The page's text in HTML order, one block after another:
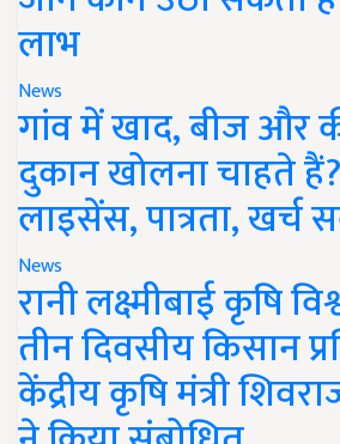
लाभ
News
गांव में खाद, बीज और
दुकान खोलना चाहते
लाइसेंस, पात्रता, खर्च
News
रानी लक्ष्मीबाई कृषि
तीन दिवसीय किसान
केंद्रीय कृषि मंत्री